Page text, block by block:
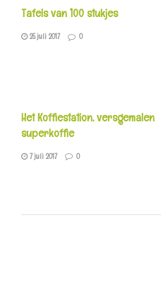
Tafels van 100 stukjes
25 juli 2017 0
Het Koffiestation, versgemalen
superkoffie
7 juli 2017 0